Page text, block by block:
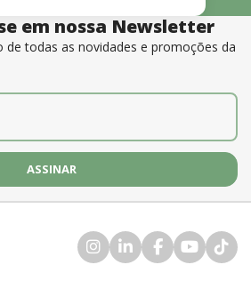
em nossa Newsletter
de todas as novidades e promoções da